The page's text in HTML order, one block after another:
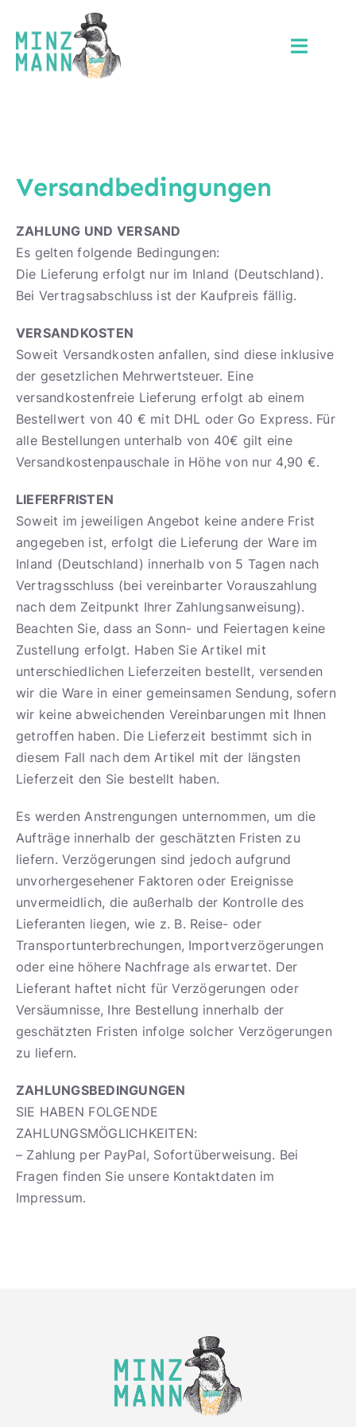
Inhalt
springen
Toggle
Shop
Versandbedingungen
ZAHLUNG UND VERSAND
Es gelten folgende Bedingungen:
Die Lieferung erfolgt nur im Inland (Deutschland).
Bei Vertragsabschluss ist der Kaufpreis fällig.
VERSANDKOSTEN
Soweit Versandkosten anfallen, sind diese inklusive
der gesetzlichen Mehrwertsteuer. Eine
versandkostenfreie Lieferung erfolgt ab einem
Bestellwert von 40 € mit DHL oder Go Express. Für
alle Bestellungen unterhalb von 40€ gilt eine
Versandkostenpauschale in Höhe von nur 4,90 €.
LIEFERFRISTEN
Soweit im jeweiligen Angebot keine andere Frist
angegeben ist, erfolgt die Lieferung der Ware im
Inland (Deutschland) innerhalb von 5 Tagen nach
Vertragsschluss (bei vereinbarter Vorauszahlung
nach dem Zeitpunkt Ihrer Zahlungsanweisung).
Beachten Sie, dass an Sonn- und Feiertagen keine
Zustellung erfolgt. Haben Sie Artikel mit
unterschiedlichen Lieferzeiten bestellt, versenden
wir die Ware in einer gemeinsamen Sendung, sofern
wir keine abweichenden Vereinbarungen mit Ihnen
getroffen haben. Die Lieferzeit bestimmt sich in
diesem Fall nach dem Artikel mit der längsten
Lieferzeit den Sie bestellt haben.
Es werden Anstrengungen unternommen, um die
Aufträge innerhalb der geschätzten Fristen zu
liefern. Verzögerungen sind jedoch aufgrund
unvorhergesehener Faktoren oder Ereignisse
unvermeidlich, die außerhalb der Kontrolle des
Lieferanten liegen, wie z. B. Reise- oder
Transportunterbrechungen, Importverzögerungen
oder eine höhere Nachfrage als erwartet. Der
Lieferant haftet nicht für Verzögerungen oder
Versäumnisse, Ihre Bestellung innerhalb der
geschätzten Fristen infolge solcher Verzögerungen
zu liefern.
ZAHLUNGSBEDINGUNGEN
SIE HABEN FOLGENDE
ZAHLUNGSMÖGLICHKEITEN:
– Zahlung per PayPal, Sofortüberweisung. Bei
Fragen finden Sie unsere Kontaktdaten im
Impressum.